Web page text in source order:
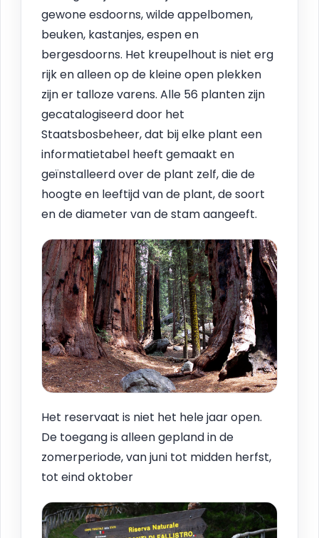
gewone esdoorns, wilde appelbomen,
beuken, kastanjes, espen en
bergesdoorns. Het kreupelhout is niet erg
rijk en alleen op de kleine open plekken
zijn er talloze varens. Alle 56 planten zijn
gecatalogiseerd door het
Staatsbosbeheer, dat bij elke plant een
informatietabel heeft gemaakt en
geïnstalleerd over de plant zelf, die de
hoogte en leeftijd van de plant, de soort
en de diameter van de stam aangeeft.
Het reservaat is niet het hele jaar open.
De toegang is alleen gepland in de
zomerperiode, van juni tot midden herfst,
tot eind oktober